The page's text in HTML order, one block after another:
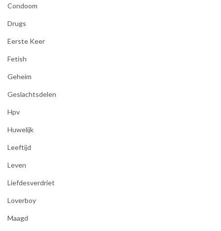
Condoom
Drugs
Eerste Keer
Fetish
Geheim
Geslachtsdelen
Hpv
Huwelijk
Leeftijd
Leven
Liefdesverdriet
Loverboy
Maagd